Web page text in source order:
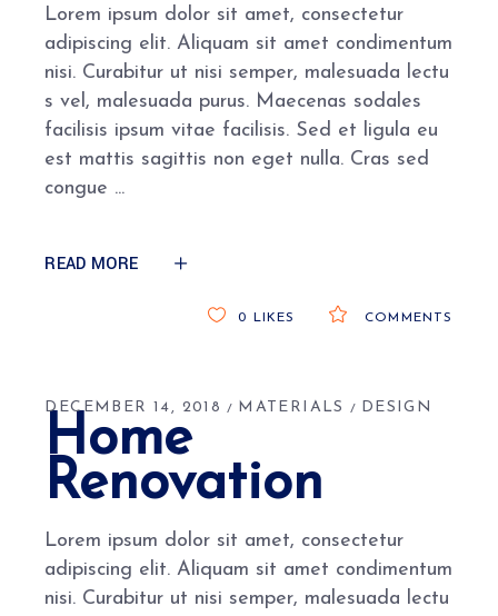
Lorem ipsum dolor sit amet, consectetur
adipiscing elit. Aliquam sit amet condimentum
nisi. Curabitur ut nisi semper, malesuada lectu
s vel, malesuada purus. Maecenas sodales
facilisis ipsum vitae facilisis. Sed et ligula eu
est mattis sagittis non eget nulla. Cras sed
congue
READ MORE
COMMENTS
0 LIKES
DECEMBER 14, 2018 MATERIALS DESIGN
Home
Renovation
Lorem ipsum dolor sit amet, consectetur
adipiscing elit. Aliquam sit amet condimentum
nisi. Curabitur ut nisi semper, malesuada lectu